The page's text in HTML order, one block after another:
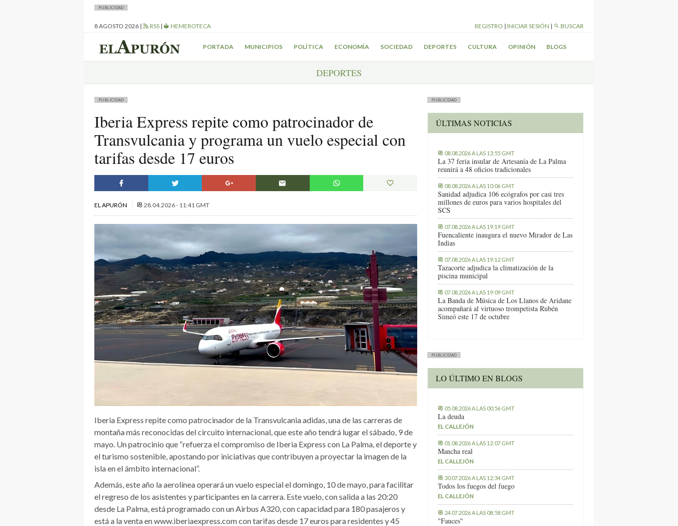
PUBLICIDAD
8 AGOSTO 2026 | RSS | HEMEROTECA REGISTRO | INICIAR SESIÓN | BUSCAR
PORTADA MUNICIPIOS POLÍTICA ECONOMÍA SOCIEDAD DEPORTES CULTURA OPINIÓN BLOGS
DEPORTES
PUBLICIDAD
Iberia Express repite como patrocinador de
Transvulcania y programa un vuelo especial con
tarifas desde 17 euros
EL APURÓN 28.04.2026 - 11:41 GMT
Iberia Express repite como patrocinador de la Transvulcania adidas, una de las carreras de
montaña más reconocidas del circuito internacional, que este año tendrá lugar el sábado, 9 de
mayo. Un patrocinio que “refuerza el compromiso de Iberia Express con La Palma, el deporte y
el turismo sostenible, apostando por iniciativas que contribuyen a proyectar la imagen de la
isla en el ámbito internacional”.
Además, este año la aerolínea operará un vuelo especial el domingo, 10 de mayo, para facilitar
el regreso de los asistentes y participantes en la carrera. Este vuelo, con salida a las 20:20
desde La Palma, está programado con un Airbus A320, con capacidad para 180 pasajeros y
está a la venta en www.iberiaexpress.com con tarifas desde 17 euros para residentes y 45
PUBLICIDAD
ÚLTIMAS NOTICIAS
08.08.2026 A LAS 13:55 GMT
La 37 feria insular de Artesanía de La Palma
reunirá a 48 oficios tradicionales
08.08.2026 A LAS 10:06 GMT
Sanidad adjudica 106 ecógrafos por casi tres
millones de euros para varios hospitales del
SCS
07.08.2026 A LAS 19:19 GMT
Fuencaliente inaugura el nuevo Mirador de Las
Indias
07.08.2026 A LAS 19:12 GMT
Tazacorte adjudica la climatización de la
piscina municipal
07.08.2026 A LAS 19:09 GMT
La Banda de Música de Los Llanos de Aridane
acompañará al virtuoso trompetista Rubén
Simeó este 17 de octubre
PUBLICIDAD
LO ÚLTIMO EN BLOGS
05.08.2026 A LAS 00:56 GMT
La deuda
EL CALLEJÓN
01.08.2026 A LAS 12:07 GMT
Mancha real
EL CALLEJÓN
30.07.2026 A LAS 12:34 GMT
Todos los fuegos del fuego
EL CALLEJÓN
24.07.2026 A LAS 08:58 GMT
"Fauces"